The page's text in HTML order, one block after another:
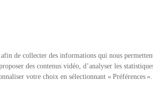
de collecter des informations qui nous
des contenus vidéo, d’analyser les
votre choix en sélectionnant « Préférences ».